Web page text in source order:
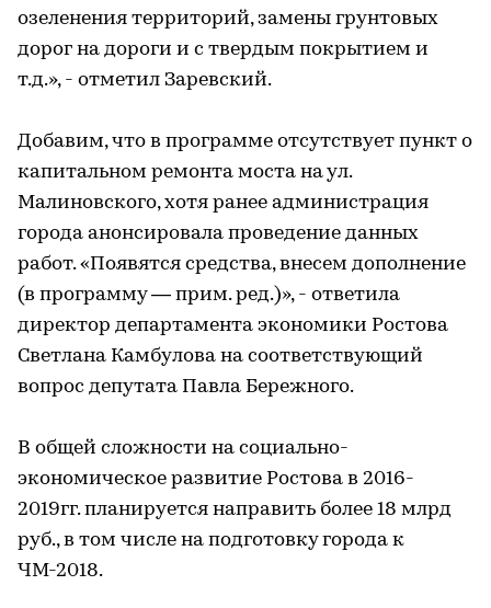
озеленения территорий, замены грунтовых
дорог на дороги и с твердым покрытием и
т.д.», - отметил Заревский.
Добавим, что в программе отсутствует пункт о
капитальном ремонта моста на ул.
Малиновского, хотя ранее администрация
города анонсировала проведение данных
работ. «Появятся средства, внесем дополнение
(в программу — прим. ред.)», - ответила
директор департамента экономики Ростова
Светлана Камбулова на соответствующий
вопрос депутата Павла Бережного.
В общей сложности на социально-
экономическое развитие Ростова в 2016-
2019гг. планируется направить более 18 млрд
руб., в том числе на подготовку города к
ЧМ-2018.